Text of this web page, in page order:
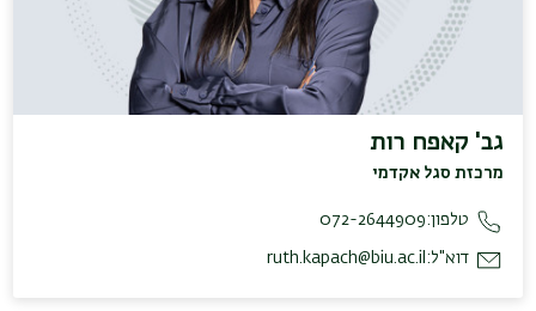
גב' קאפח רות
מרכזת סגל אקדמי
טלפון:072-2644909
דוא"ל: ruth.kapach@biu.ac.il